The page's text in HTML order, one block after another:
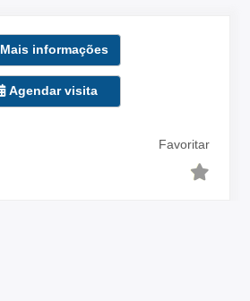
Mais informações
Agendar visita
Favoritar